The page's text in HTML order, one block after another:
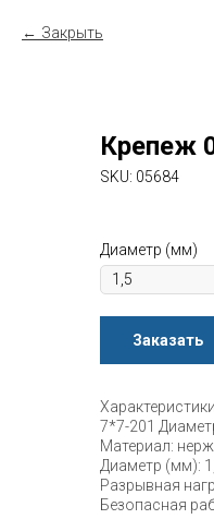
Закрыть
Крепеж
SKU: 05684
Диаметр (мм)
Заказать
7*7-201
Материал:
Диаметр (мм):
Разрывная
Безопасная